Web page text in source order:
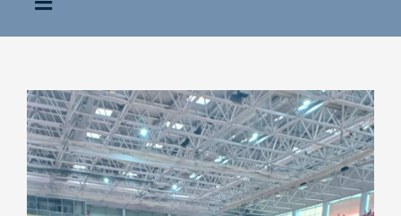
Toggle
Navigation
O školi
Nastava
View
Larger
Image